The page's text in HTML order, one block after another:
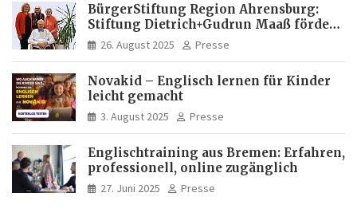
BürgerStiftung Region Ahrensburg:
Stiftung Dietrich+Gudrun Maaß fördert
Deutschkenntnisse von Frauen
26. August 2025 Presse
Novakid – Englisch lernen für Kinder
leicht gemacht
3. August 2025 Presse
Englischtraining aus Bremen: Erfahren,
professionell, online zugänglich
27. Juni 2025 Presse